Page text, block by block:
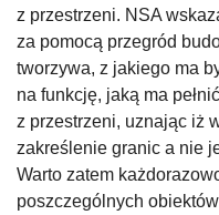
z przestrzeni. NSA
za pomocą przegród
tworzywa, z jakiego ma
na funkcję, jaką ma
z przestrzeni, uznając iż
zakreślenie granic a nie
Warto zatem
poszczególnych